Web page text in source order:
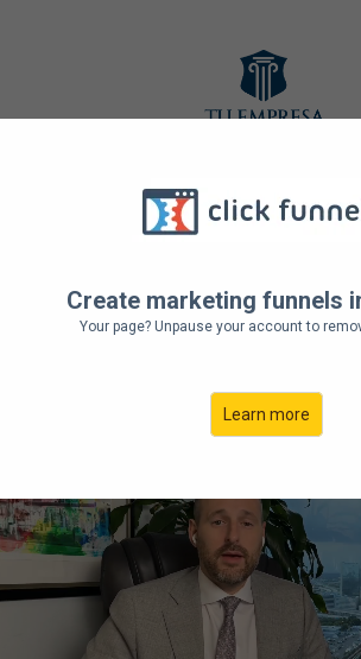
Create marketing funnels
Your page? Unpause your account to
Learn more
te han